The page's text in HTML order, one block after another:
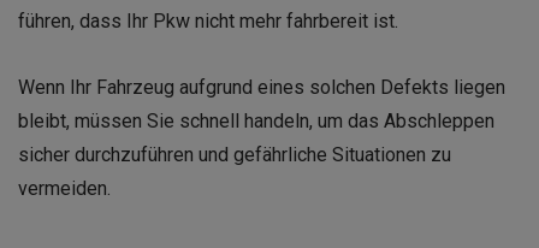
führen, dass Ihr Pkw nicht mehr fahrbereit ist.
Wenn Ihr Fahrzeug aufgrund eines solchen Defekts liegen
bleibt, müssen Sie schnell handeln, um das Abschleppen
sicher durchzuführen und gefährliche Situationen zu
vermeiden.